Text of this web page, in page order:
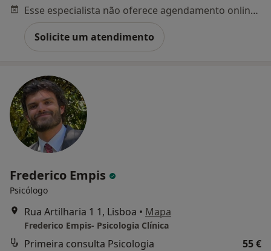
Esse especialista não oferece agendamento online para esse endereço.
Solicite um atendimento
Frederico Empis
Psicólogo
Rua Artilharia 1 1, Lisboa • Mapa
Frederico Empis- Psicologia Clínica
Primeira consulta Psicologia
55 €